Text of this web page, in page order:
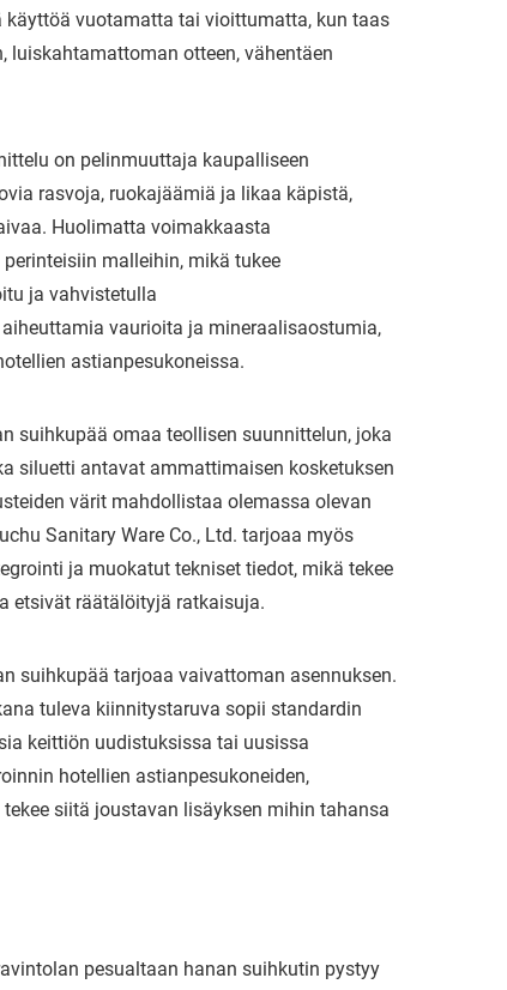
vuotamatta tai vioittumatta, kun taas
luiskahtamattoman otteen, vähentäen
on pelinmuuttaja kaupalliseen
rasvoja, ruokajäämiä ja likaa käpistä,
Huolimatta voimakkaasta
malleihin, mikä tukee
ja vahvistetulla
vaurioita ja mineraalisaostumia,
astianpesukoneissa.
suihkupää omaa teollisen suunnittelun, joka
siluetti antavat ammattimaisen kosketuksen
värit mahdollistaa olemassa olevan
Sanitary Ware Co., Ltd. tarjoaa myös
ja muokatut tekniset tiedot, mikä tekee
etsivät räätälöityjä ratkaisuja.
suihkupää tarjoaa vaivattoman asennuksen.
tuleva kiinnitystaruva sopii standardin
keittiön uudistuksissa tai uusissa
hotellien astianpesukoneiden,
siitä joustavan lisäyksen mihin tahansa
pesualtaan hanan suihkutin pystyy